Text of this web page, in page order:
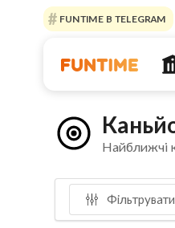
FUNTIME В TELEGRAM
Найближчі
Фільтрувати